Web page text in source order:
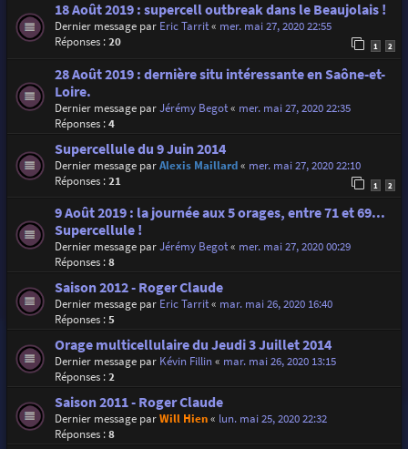
18 Août 2019 : supercell outbreak dans le Beaujolais !
Dernier message par Eric Tarrit« mer. mai 27, 2020 22:55
Réponses :20 1 2
28 Août 2019 : dernière situ intéressante en Saône-et-
Loire.
Dernier message parJérémy Begot« mer. mai 27, 2020 22:35
Réponses :4
Supercellule du 9 Juin 2014
Dernier message parAlexis Maillard« mer. mai 27, 2020 22:10
Réponses :21 1 2
9 Août 2019 : la journée aux 5 orages, entre 71 et 69...
Supercellule !
Dernier message parJérémy Begot« mer. mai 27, 2020 00:29
Réponses :8
Saison 2012 - Roger Claude
Dernier message par Eric Tarrit« mar. mai 26, 2020 16:40
Réponses :5
Orage multicellulaire du Jeudi 3 Juillet 2014
Dernier message par Kévin Fillin« mar. mai 26, 2020 13:15
Réponses :2
Saison 2011 - Roger Claude
Dernier message parWill Hien« lun. mai 25, 2020 22:32
Réponses :8